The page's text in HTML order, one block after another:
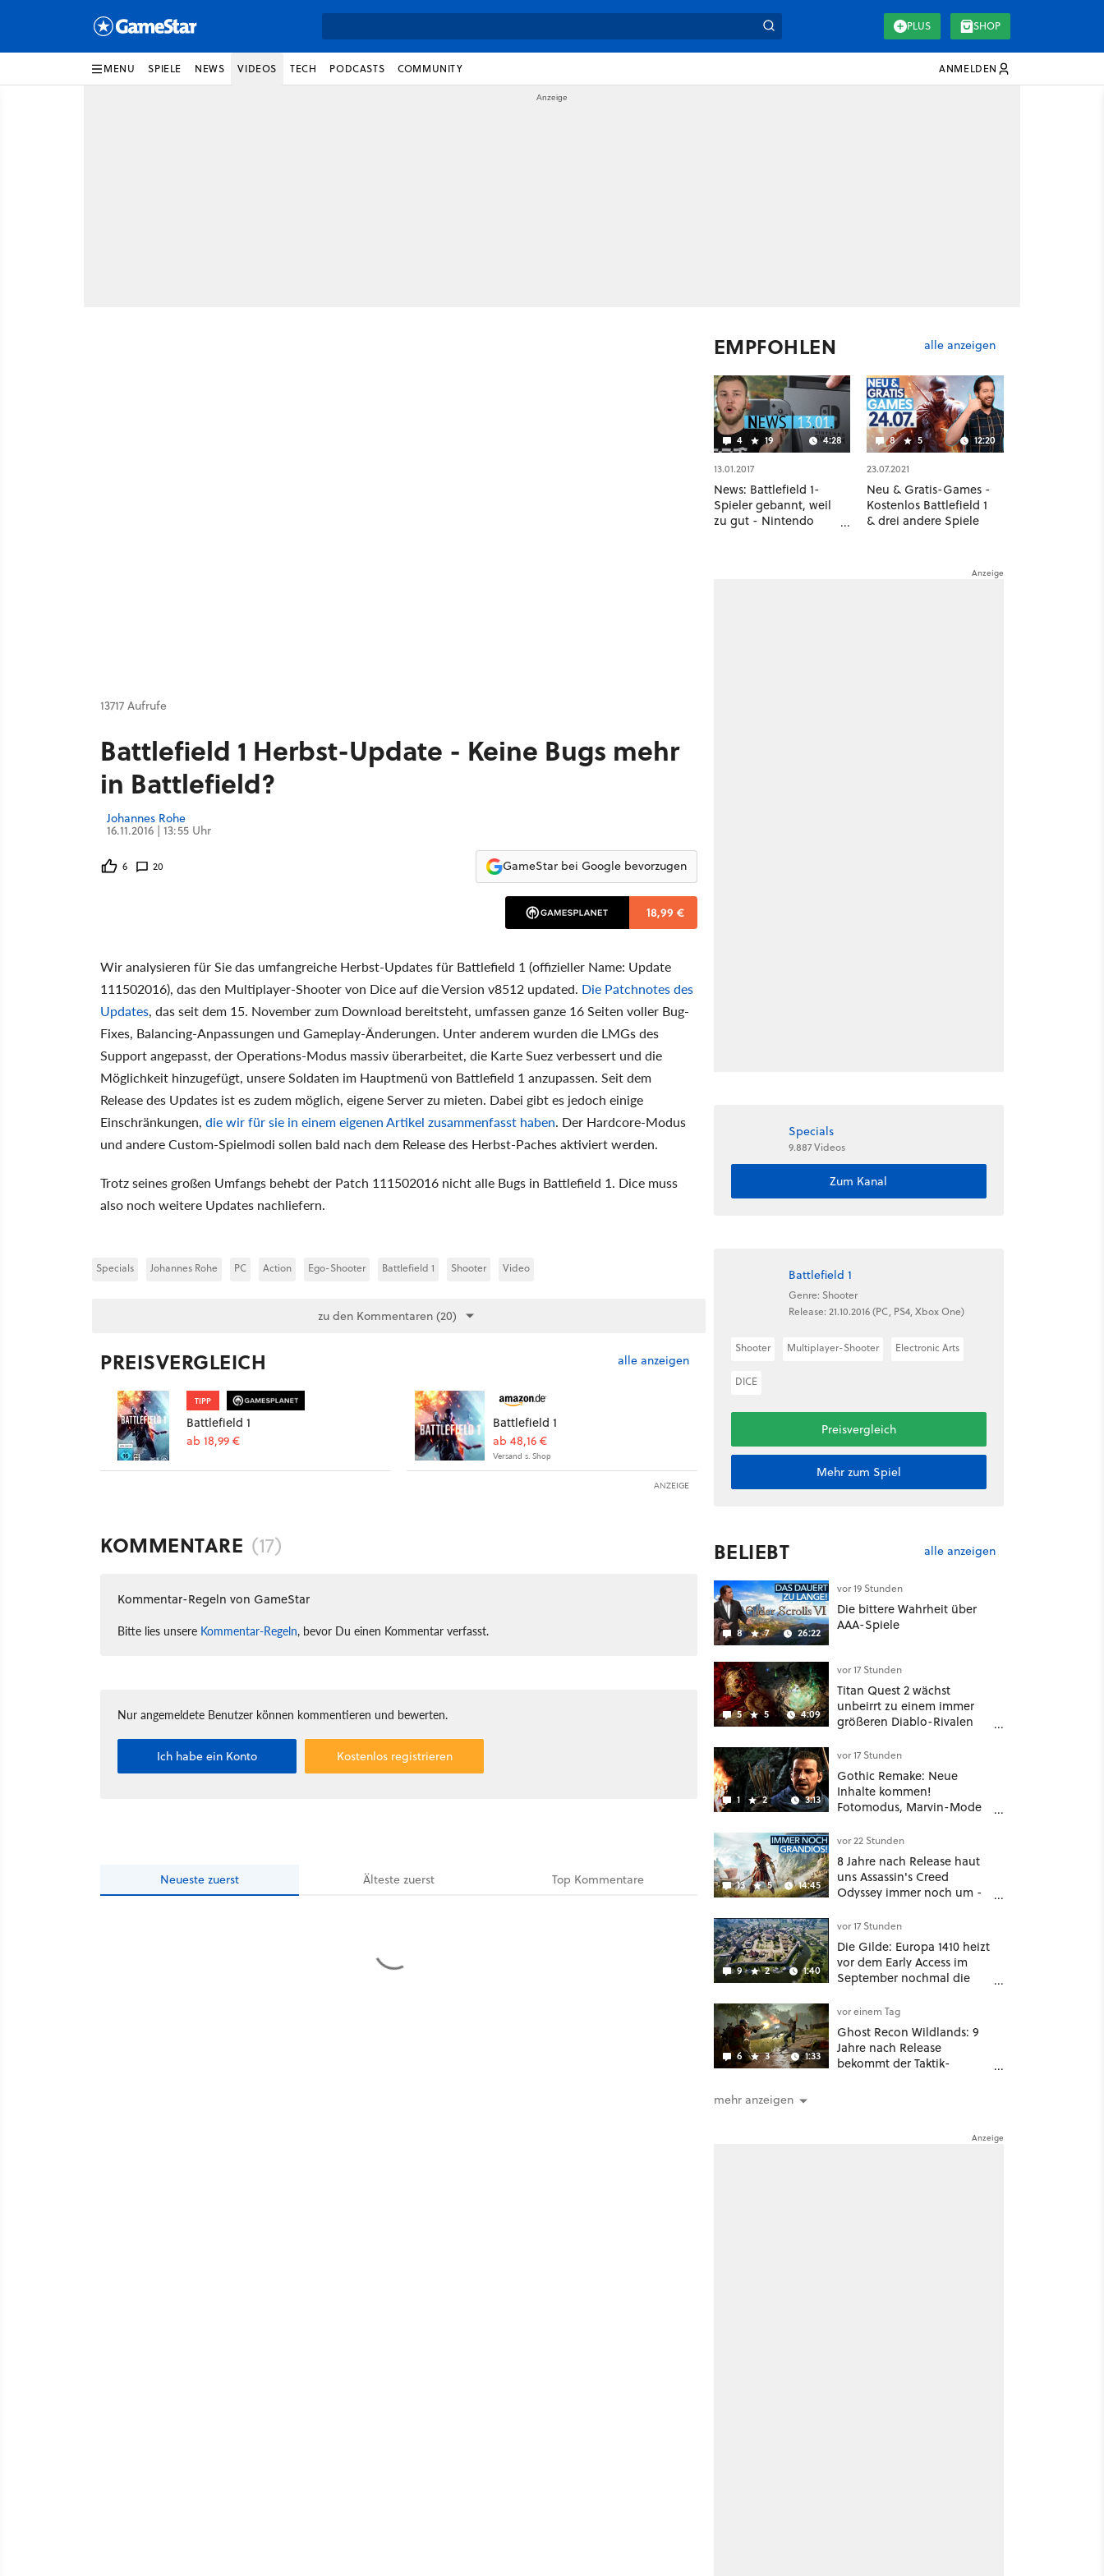
PLUS SHOP
MENU SPIELE NEWS VIDEOS TECH PODCASTS COMMUNITY ANMELDEN
13717 Aufrufe
Battlefield 1 Herbst-Update - Keine Bugs mehr
in Battlefield?
Johannes Rohe
16.11.2016 | 13:55 Uhr
6 20 GameStar bei Google bevorzugen
18,99 €
Wir analysieren für Sie das umfangreiche Herbst-Updates für Battlefield 1 (offizieller Name: Update
111502016), das den Multiplayer-Shooter von Dice auf die Version v8512 updated. Die Patchnotes des
Updates, das seit dem 15. November zum Download bereitsteht, umfassen ganze 16 Seiten voller Bug-
Fixes, Balancing-Anpassungen und Gameplay-Änderungen. Unter anderem wurden die LMGs des
Support angepasst, der Operations-Modus massiv überarbeitet, die Karte Suez verbessert und die
Möglichkeit hinzugefügt, unsere Soldaten im Hauptmenü von Battlefield 1 anzupassen. Seit dem
Release des Updates ist es zudem möglich, eigene Server zu mieten. Dabei gibt es jedoch einige
Einschränkungen, die wir für sie in einem eigenen Artikel zusammenfasst haben. Der Hardcore-Modus
und andere Custom-Spielmodi sollen bald nach dem Release des Herbst-Paches aktiviert werden.
Trotz seines großen Umfangs behebt der Patch 111502016 nicht alle Bugs in Battlefield 1. Dice muss
also noch weitere Updates nachliefern.
Specials Johannes Rohe PC Action Ego-Shooter Battlefield 1 Shooter Video
zu den Kommentaren (20)
PREISVERGLEICH alle anzeigen
TIPP
Battlefield 1
ab 18,99 €
Battlefield 1
ab 48,16 €
Versand s. Shop
ANZEIGE
KOMMENTARE (17)
Kommentar-Regeln von GameStar
Bitte lies unsere Kommentar-Regeln, bevor Du einen Kommentar verfasst.
Nur angemeldete Benutzer können kommentieren und bewerten.
Ich habe ein Konto Kostenlos registrieren
Neueste zuerst Ältestezuerst Top Kommentare
EMPFOHLEN alle anzeigen
4 19 4:28
13.01.2017
News: Battlefield 1-
Spieler gebannt, weil
zu gut - Nintendo
8 5 12:20
23.07.2021
Neu & Gratis-Games -
Kostenlos Battlefield 1
& drei andere Spiele
Specials
9.887 Videos
Zum Kanal
Battlefield 1
Genre: Shooter
Release: 21.10.2016 (PC, PS4, Xbox One)
Shooter Multiplayer-Shooter Electronic Arts
DICE
Preisvergleich
Mehr zum Spiel
BELIEBT alle anzeigen
8 7 26:22
vor 19 Stunden
Die bittere Wahrheit über
AAA-Spiele
5 5 4:09
vor 17 Stunden
Titan Quest 2 wächst
unbeirrt zu einem immer
größeren Diablo-Rivalen
sogar eine richtige
Beschwörer-Klasse
1 2 3:13
vor 17 Stunden
Gothic Remake: Neue
Inhalte kommen!
Fotomodus, Marvin-Mode
13 5 14:45
vor 22 Stunden
8 Jahre nach Release haut
uns Assassin's Creed
Odyssey immer noch um -
9 2 1:40
vor 17 Stunden
Die Gilde: Europa 1410 heizt
vor dem Early Access im
September nochmal die
6 3 1:33
vor einem Tag
Ghost Recon Wildlands: 9
Jahre nach Release
bekommt der Taktik-
mehr anzeigen